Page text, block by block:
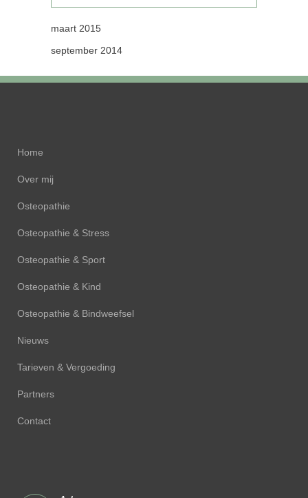
maart 2015
september 2014
Home
Over mij
Osteopathie
Osteopathie & Stress
Osteopathie & Sport
Osteopathie & Kind
Osteopathie & Bindweefsel
Nieuws
Tarieven & Vergoeding
Partners
Contact